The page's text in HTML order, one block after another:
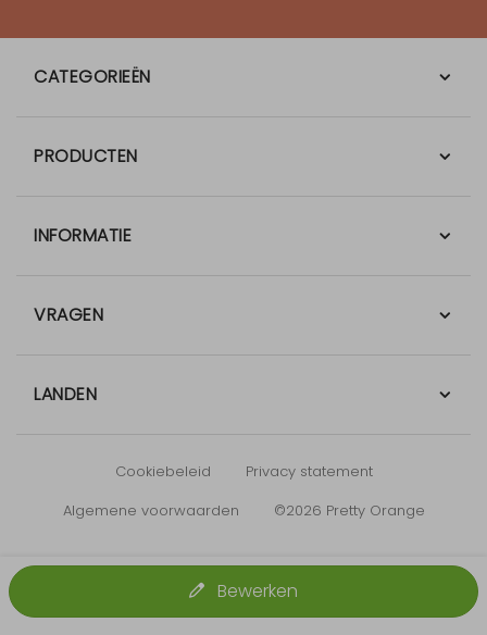
Bewerken
CATEGORIEËN
PRODUCTEN
INFORMATIE
VRAGEN
LANDEN
Cookiebeleid
Privacy statement
Algemene voorwaarden
©2026 Pretty Orange